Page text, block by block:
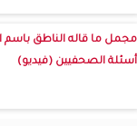
مجمل ما قاله الناطق باسم
أسئلة الصحفيين (فيديو)